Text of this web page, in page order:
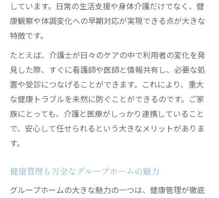
しています。日常の生活支援や身体介護だけでなく、健
康観察や体調変化への早期対応が実現できる点が大きな
特徴です。
たとえば、介護士が日々のケアの中で利用者の変化を発
見した際、すぐに看護師や医師と情報共有し、必要な処
置や受診につなげることができます。これにより、重大
な健康トラブルを未然に防ぐことができるのです。ご家
族にとっても、介護と医療がしっかり連携していること
で、安心して任せられるという大きなメリットがありま
す。
健康管理も万全なグループホームの魅力
グループホームの大きな魅力の一つは、健康管理が徹底